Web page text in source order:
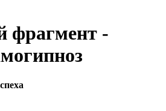
фрагмент -